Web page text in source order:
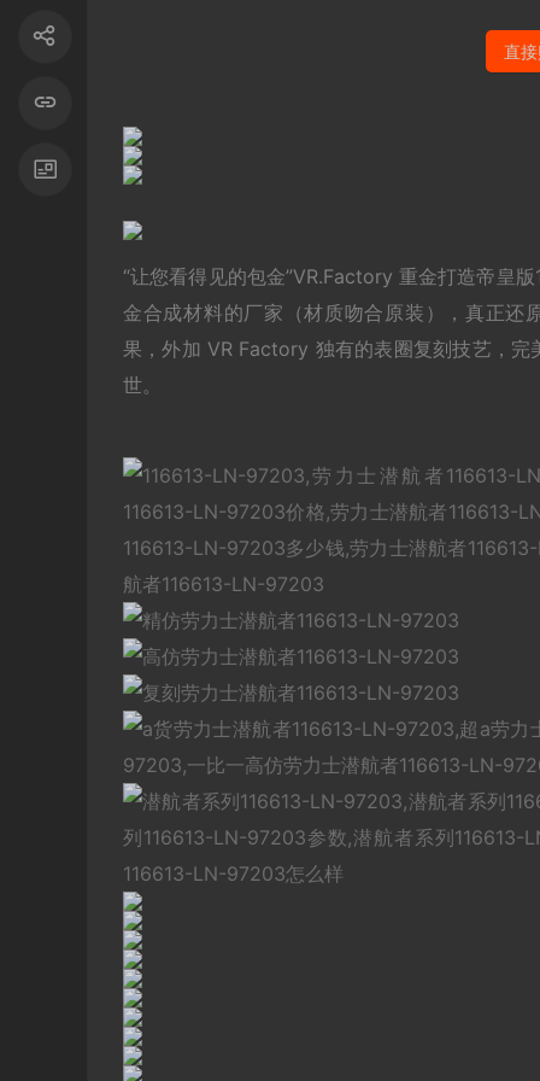
直
“让您看得见的包金”VR.Factory 重金打造帝皇
金合成材料的厂家（材质吻合原装），真正还
果，外加 VR Factory 独有的表圈复刻技艺，
世。